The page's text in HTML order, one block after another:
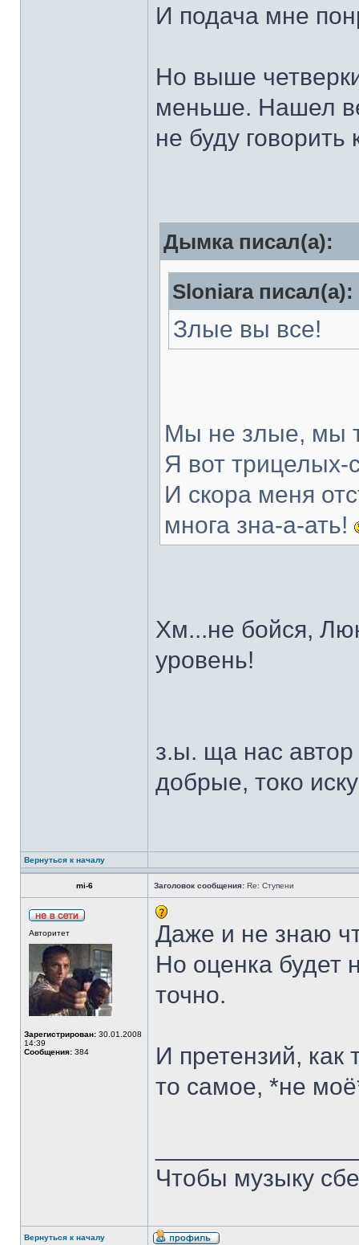
И подача мне
Но выше
меньше. Нашел
не буду говорить
Дымка писал(а):
Sloniara писал(а):
Злые вы все!
Мы не злые, мы
Я вот трицелых-
И скора меня
многа зна-а-ать!
Хм...не бойся,
уровень!
з.ы. ща нас
добрые, токо
Вернуться к началу
mi-6 Заголовок сообщения: Re: Ступени
Авторитет
Зарегистрирован: 30.01.2008
14:39
Сообщения: 384
Даже и не знаю
Но оценка будет
точно.
И претензий, как
то самое, *не
Чтобы музыку
Вернуться к началу